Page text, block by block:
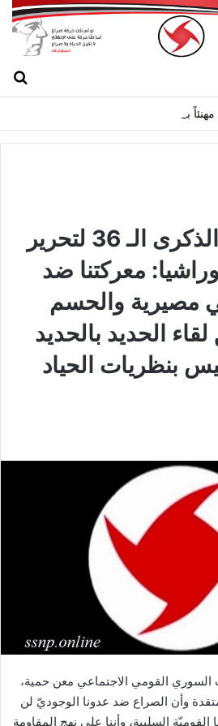
بمناسبة عيد الجيش
“القومي” في الذكرى الـ 36 لتحرير
وراشيا: معركتنا ضد
مصيرية والحسم
الحديد بالحديد
بنظريات الحياد
السوري القومي الاجتماعي معن حمية،
وأن الصراع ضد عدونا الوجوديّ لن
السليبة، وأننا على نهج المقاومة